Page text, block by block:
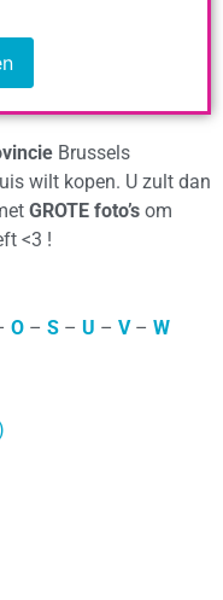
Brussels
wilt kopen. U zult dan
GROTE foto’s om
<3 !
O – S – U – V– W